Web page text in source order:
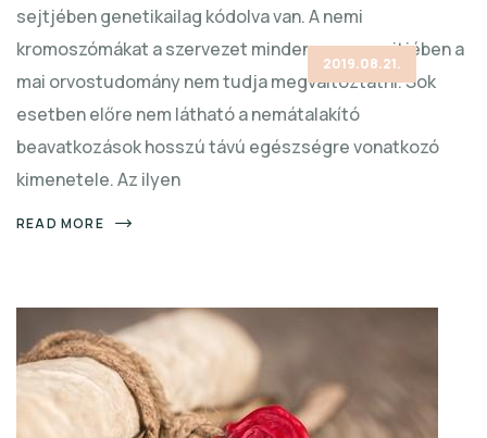
sejtjében genetikailag kódolva van. A nemi
kromoszómákat a szervezet minden egyes sejtjében a
mai orvostudomány nem tudja megváltoztatni. Sok
esetben előre nem látható a nemátalakító
beavatkozások hosszú távú egészségre vonatkozó
kimenetele. Az ilyen
READ MORE
2019.08.21.